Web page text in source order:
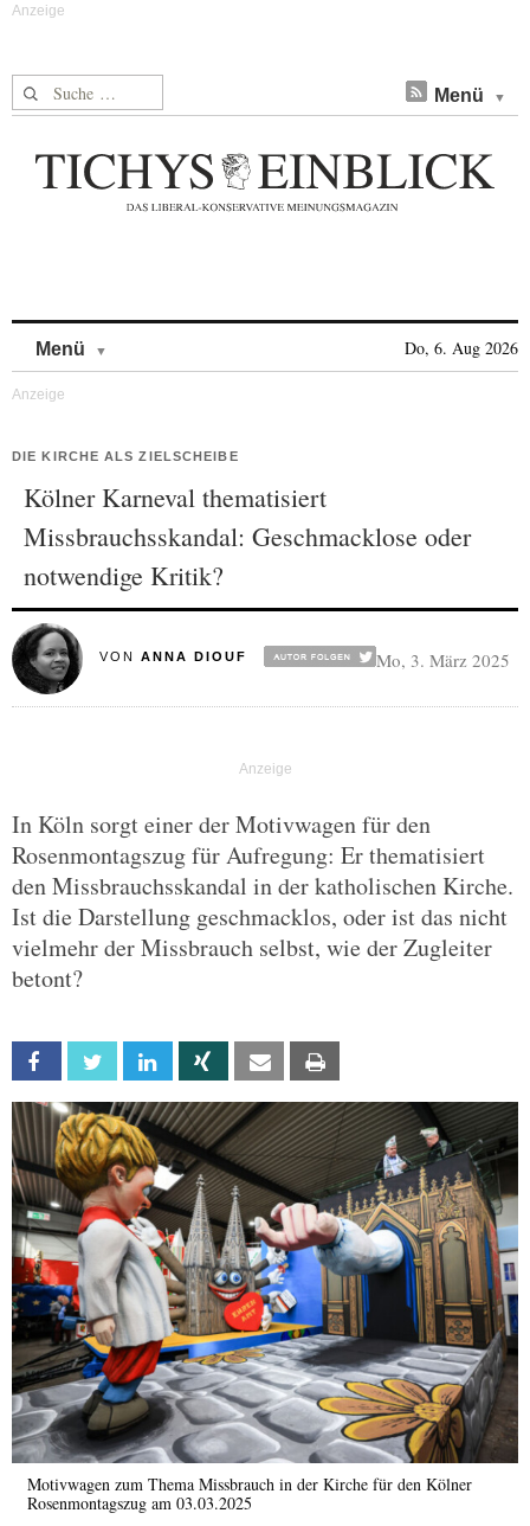
Suche nach: Menü
Menü Do, 6. Aug 2026
DIE KIRCHE ALS ZIELSCHEIBE
Kölner Karneval thematisiert
Missbrauchsskandal: Geschmacklose oder
notwendige Kritik?
VON ANNA DIOUF Mo, 3. März 2025
In Köln sorgt einer der Motivwagen für den
Rosenmontagszug für Aufregung: Er thematisiert
den Missbrauchsskandal in der katholischen Kirche.
Ist die Darstellung geschmacklos, oder ist das nicht
vielmehr der Missbrauch selbst, wie der Zugleiter
betont?
Facebook Twitter Linkedin Xing Email
Motivwagen zum Thema Missbrauch in der Kirche für den Kölner
Rosenmontagszug am 03.03.2025